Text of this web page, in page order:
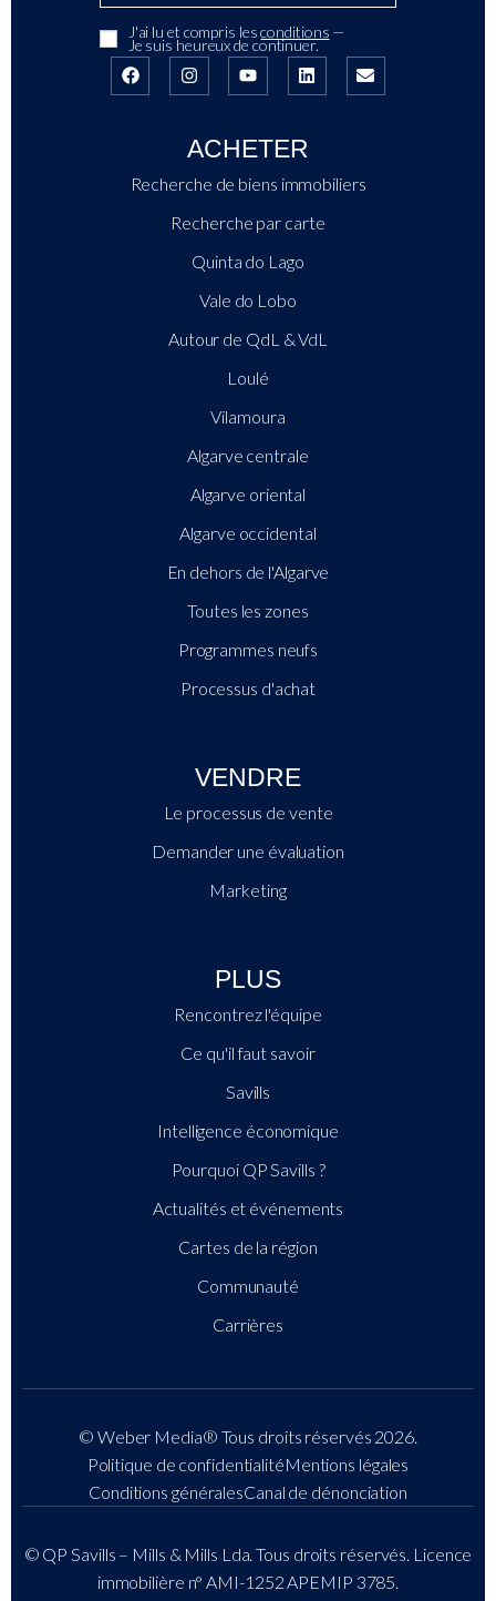
J'ai lu et compris lesconditions —
Je suis heureux de continuer.
ACHETER
Recherche de biens immobiliers
Recherche par carte
Quinta do Lago
Vale do Lobo
Autour de QdL & VdL
Loulé
Vilamoura
Algarve centrale
Algarve oriental
Algarve occidental
En dehors de l'Algarve
Toutes les zones
Programmes neufs
Processus d'achat
VENDRE
Le processus de vente
Demander une évaluation
Marketing
PLUS
Rencontrez l'équipe
Ce qu'il faut savoir
Savills
Intelligence économique
Pourquoi QP Savills ?
Actualités et événements
Cartes de la région
Communauté
Carrières
© Weber Media® Tous droits réservés 2026.
Politique de confidentialitéMentions légales
Conditions généralesCanal de dénonciation
© QP Savills – Mills & Mills Lda. Tous droits réservés. Licence
immobilière n° AMI-1252 APEMIP 3785.